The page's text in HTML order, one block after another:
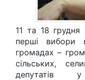
11 та 18 грудня
перші вибори
громадах –
сільських,
депутатів